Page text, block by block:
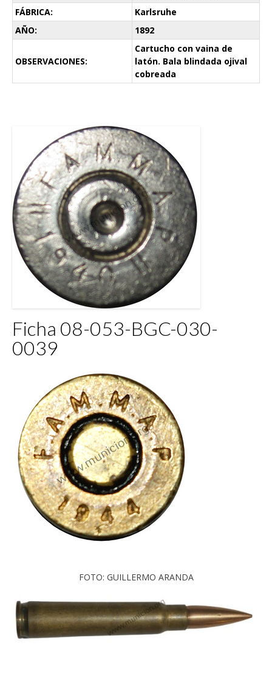
FÁBRICA:
Karlsruhe
AÑO:
1892
OBSERVACIONES:
Cartucho con vaina de
latón. Bala blindada ojival
cobreada
Ficha 08-053-BGC-030-
0039
FOTO: GUILLERMO ARANDA